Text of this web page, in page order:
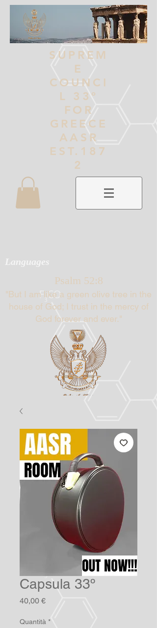
SUPREM
E
COUNCI
L 33º
FOR
GREECE
AASR
EST.187
2
Languages
Psalm 52:8
"But I am like a green olive tree in the
house of God; I trust in the mercy of
God forever and ever."
Capsula 33º
40,00 €Prezzo
Quantità *